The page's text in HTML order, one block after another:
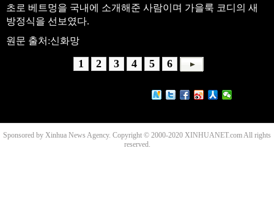
초로 베트멍을 국내에 소개해준 사람이며 가을룩 코디의 새
방정식을 선보였다.
원문 출처:신화망
1 2 3 4 5 6